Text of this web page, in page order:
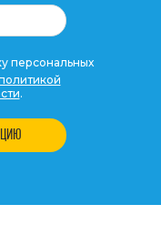
персональных
.